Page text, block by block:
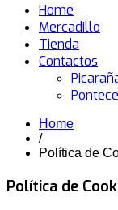
Home
Mercadillo
Tienda
Contactos
Home
/
Política de
Política de